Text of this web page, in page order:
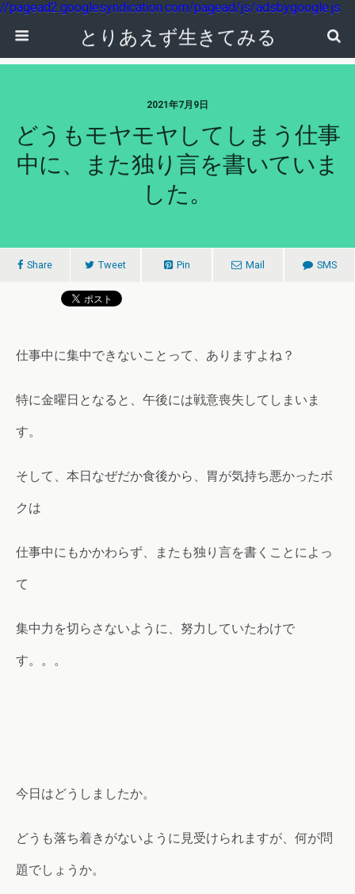
//pagead2.googlesyndication.com/pagead/js/adsbygoogle.js
とりあえず生きてみる
2021年7月9日
どうもモヤモヤしてしまう仕事
中に、また独り言を書いていま
した。
Share Tweet Pin Mail SMS
仕事中に集中できないことって、ありますよね？
特に金曜日となると、午後には戦意喪失してしまいま
す。
そして、本日なぜだか食後から、胃が気持ち悪かったボ
クは
仕事中にもかかわらず、またも独り言を書くことによっ
て
集中力を切らさないように、努力していたわけで
す。。。
今日はどうしましたか。
どうも落ち着きがないように見受けられますが、何が問
題でしょうか。